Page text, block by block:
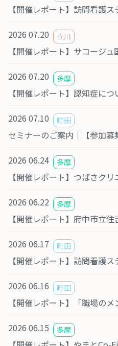
2026 07.20 立川
2026 07.20 多摩
【開催レポート】認知症に
2026 07.10 町田
2026 06.24 多摩
2026 06.22 多摩
2026 06.17 町田
2026 06.16 町田
2026 06.15 多摩